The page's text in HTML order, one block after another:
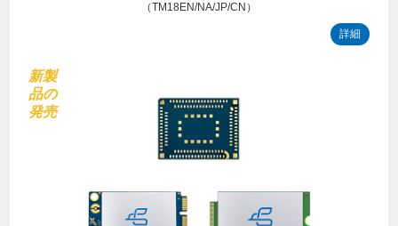
（TM18EN/NA/JP/CN）
詳細
新製
品の
発売